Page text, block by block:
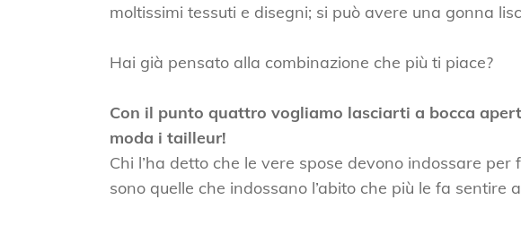
moltissimi tessuti e disegni; si può avere una gonna
Hai già pensato alla combinazione che più ti piace?
Con il punto quattro vogliamo lasciarti a bocca
moda i tailleur!
Chi l’ha detto che le vere spose devono indossare
sono quelle che indossano l’abito che più le fa sentire